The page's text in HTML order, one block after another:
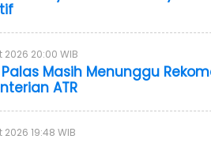
20:00 WIB
Palas Masih Menunggu
ATR
19:48 WIB